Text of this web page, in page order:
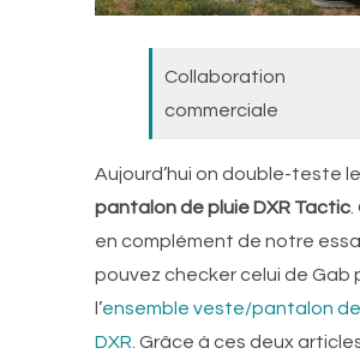
Collaboration
commerciale
Aujourd’hui on double-teste le
pantalon de pluie DXR Tactic.
en complément de notre
pouvez checker celui de Gab
l’ensemble veste/pantalon
DXR. Grâce à ces deux